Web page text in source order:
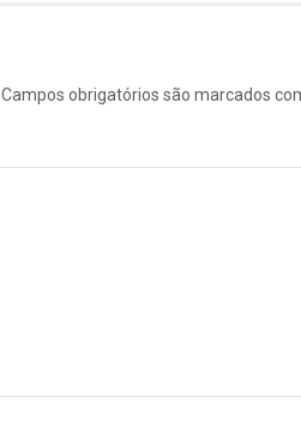
Campos obrigatórios são marcados